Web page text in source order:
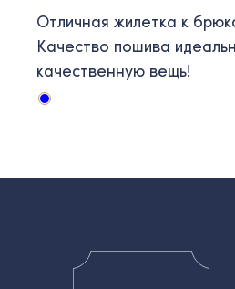
Отличная жилетка к
Качество пошива
качественную вещь!